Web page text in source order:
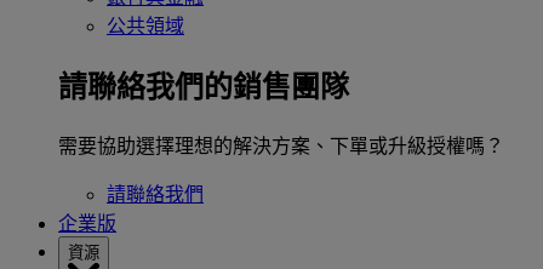
公共領域
請聯絡我們的銷售團隊
需要協助選擇理想的解決方案、下單或升級授權嗎？
請聯絡我們
企業版
資源